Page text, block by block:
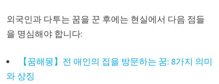
외국인과 다투는 꿈을 꾼 후에는 현실에서 다음 점들
을 명심해야 합니다:
【꿈해몽】전 애인의 집을 방문하는 꿈: 8가지 의미
와 상징